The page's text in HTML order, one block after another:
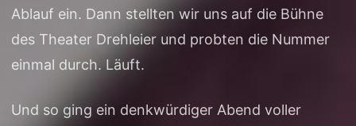
Ablauf ein. Dann stellten wir uns auf die Bühne
des Theater Drehleier und probten die Nummer
einmal durch. Läuft.
Und so ging ein denkwürdiger Abend voller